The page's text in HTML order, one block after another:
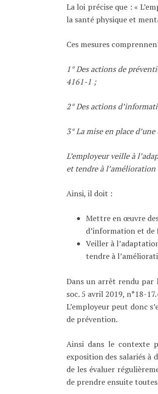
La loi précise que : «
la santé physique et
Ces mesures
1° Des actions de
4161-1 ;
2° Des actions
3° La mise en place
L’employeur veille à
et tendre à
Ainsi, il doit :
Mettre en œuvre
d’information et de
Veiller à
tendre à
Dans un arrêt rendu par
soc. 5 avril 2019, n°18-
L’employeur peut donc
de prévention.
Ainsi dans le contexte
exposition des salariés à
de les évaluer
de prendre ensuite